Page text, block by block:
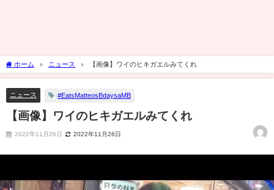
ホーム ニュース 【画像】ワイのヒキガエルみてくれ
ニュース #EatsMatteosBdaysaMB
【画像】ワイのヒキガエルみてくれ
2022年11月26日 2022年11月26日